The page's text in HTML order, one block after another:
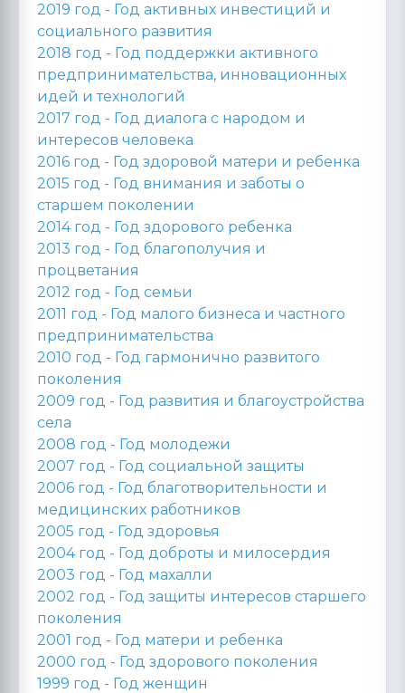
2019 год - Год активных инвестиций и
социального развития
2018 год - Год поддержки активного
предпринимательства, инновационных
идей и технологий
2017 год - Год диалога с народом и
интересов человека
2016 год - Год здоровой матери и ребенка
2015 год - Год внимания и заботы о
старшем поколении
2014 год - Год здорового ребенка
2013 год - Год благополучия и
процветания
2012 год - Год семьи
2011 год - Год малого бизнеса и частного
предпринимательства
2010 год - Год гармонично развитого
поколения
2009 год - Год развития и благоустройства
села
2008 год - Год молодежи
2007 год - Год социальной защиты
2006 год - Год благотворительности и
медицинских работников
2005 год - Год здоровья
2004 год - Год доброты и милосердия
2003 год - Год махалли
2002 год - Год защиты интересов старшего
поколения
2001 год - Год матери и ребенка
2000 год - Год здорового поколения
1999 год - Год женщин